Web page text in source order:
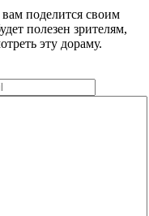
поделится своим
полезен зрителям,
эту дораму.